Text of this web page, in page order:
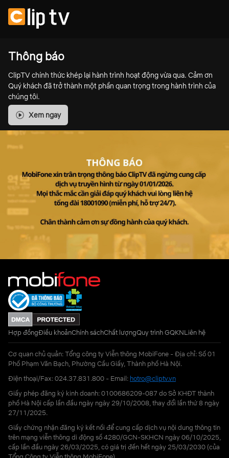
Thông báo
ClipTV chính thức khép lại hành trình hoạt động vừa qua. Cảm ơn
Quý khách đã trở thành một phần quan trọng trong hành trình của
chúng tôi.
Xem ngay
Hợp đồngĐiều khoảnChính sáchChất lượngQuy trình GQKNLiên hệ
Cơ quan chủ quản: Tổng công ty Viễn thông MobiFone - Địa chỉ: Số 01
Phố Phạm Văn Bạch, Phường Cầu Giấy, Thành phố Hà Nội.
Điện thoại/Fax: 024.37.831.800 - Email: hotro@cliptv.vn
Giấy phép đăng ký kinh doanh: 0100686209-087 do Sở KHĐT thành
phố Hà Nội cấp lần đầu ngày ngày 29/10/2008, thay đổi lần thứ 8 ngày
27/11/2025.
Giấy chứng nhận đăng ký kết nối để cung cấp dịch vụ nội dung thông tin
trên mạng viễn thông di động số 4280/GCN-SKHCN ngày 06/10/2025,
cấp lần đầu ngày 26/03/2025, có giá trị đến hết ngày 25/03/2030 (của